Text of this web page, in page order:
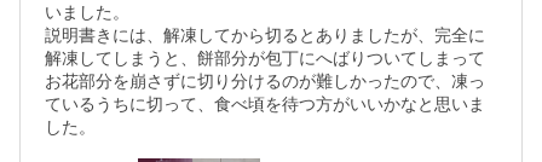
いました。
説明書きには、解凍してから切るとありましたが、完全に
解凍してしまうと、餅部分が包丁にへばりついてしまって
お花部分を崩さずに切り分けるのが難しかったので、凍っ
ているうちに切って、食べ頃を待つ方がいいかなと思いま
した。